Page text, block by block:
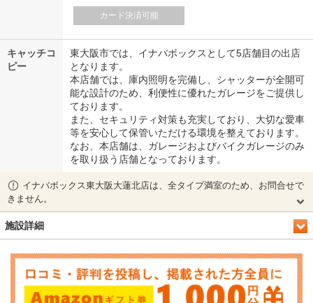
カード決済可能
キャッチコ
ピー
東大阪市では、イナバボックスとして5店舗目の出店
となります。
本店舗では、庫内照明を完備し、シャッターが全開可
能な設計のため、利便性に優れたガレージをご提供し
ております。
また、セキュリティ対策も充実しており、大切な愛車
等を安心して保管いただける環境を整えております。
なお、本店舗は、ガレージおよびバイクガレージのみ
を取り扱う店舗となっております。
イナバボックス東大阪大蓮北店は、全タイプ満室のため、お問合せで
きません。
施設詳細